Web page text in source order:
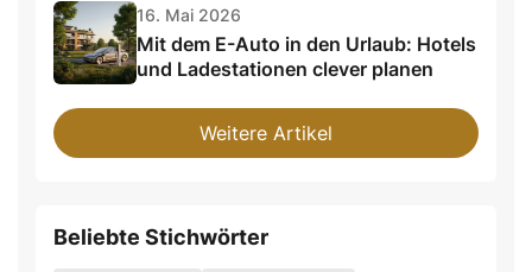
16. Mai 2026
Mit dem E-Auto in den Urlaub: Hotels
und Ladestationen clever planen
Weitere Artikel
Beliebte Stichwörter